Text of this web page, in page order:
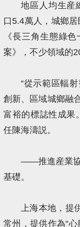
地區人均生産
口5.4萬人，城鄉
《長三角生態綠
案》，不少領域的
“從示範區輻
創新、區域城鄉融
富裕的標誌性成果
任陳海濤説。
——推進産業協
基礎。
上海本地，提
常州，提供作為“